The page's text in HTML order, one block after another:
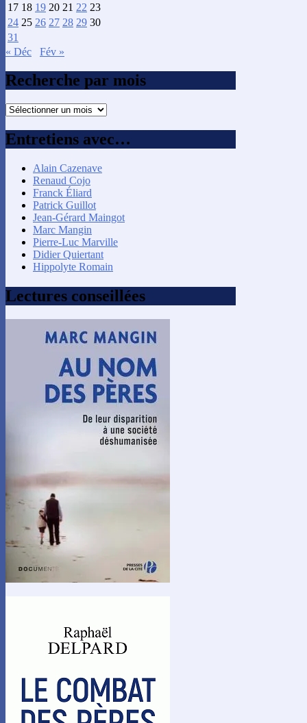
17 18 19 20 21 22 23
24 25 26 27 28 29 30
31
« Déc
Fév »
Recherche par mois
Recherche
mois
Entretiens avec…
Alain Cazenave
Renaud Cojo
Franck Éliard
Patrick Guillot
Jean-Gérard Maingot
Marc Mangin
Pierre-Luc Marville
Didier Quiertant
Hippolyte Romain
Lectures conseillées